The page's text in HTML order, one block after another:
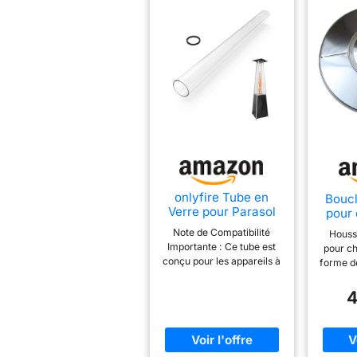
onlyfire Tube en
Verre pour Parasol
Chauffant à Gaz, 125
x 10 cm
Note de Compatibilité
Importante : Ce tube est
conçu pour les appareils à
radiant supérieur
(réflecteur) est de forme
pour
pour
forme
de